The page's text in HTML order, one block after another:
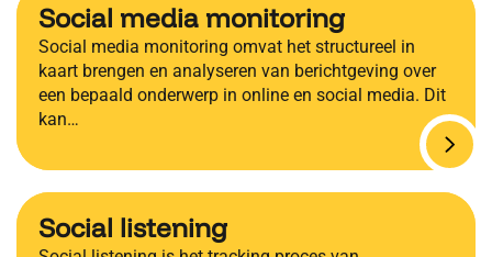
Social media monitoring
Social media monitoring omvat het structureel in
kaart brengen en analyseren van berichtgeving over
een bepaald onderwerp in online en social media. Dit
kan…
Social listening